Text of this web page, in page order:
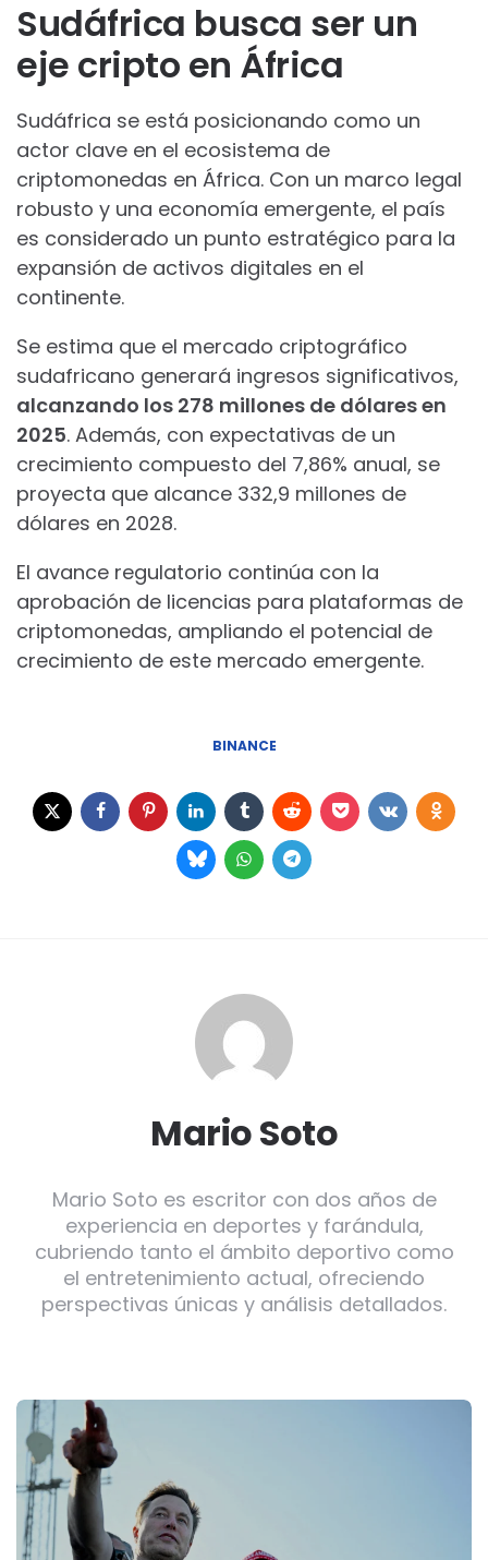
Sudáfrica busca ser un
eje cripto en África
Sudáfrica se está posicionando como un
actor clave en el ecosistema de
criptomonedas en África. Con un marco legal
robusto y una economía emergente, el país
es considerado un punto estratégico para la
expansión de activos digitales en el
continente.
Se estima que el mercado criptográfico
sudafricano generará ingresos significativos,
alcanzando los 278 millones de dólares en
2025. Además, con expectativas de un
crecimiento compuesto del 7,86% anual, se
proyecta que alcance 332,9 millones de
dólares en 2028.
El avance regulatorio continúa con la
aprobación de licencias para plataformas de
criptomonedas, ampliando el potencial de
crecimiento de este mercado emergente.
BINANCE
Mario Soto
Mario Soto es escritor con dos años de
experiencia en deportes y farándula,
cubriendo tanto el ámbito deportivo como
el entretenimiento actual, ofreciendo
perspectivas únicas y análisis detallados.
Post
navigation